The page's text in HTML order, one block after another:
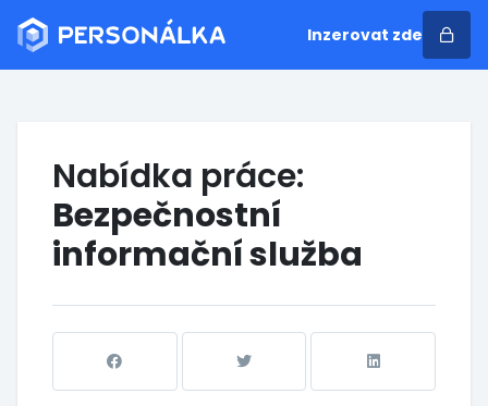
Inzerovat zde
Nabídka práce:
Bezpečnostní
informační služba